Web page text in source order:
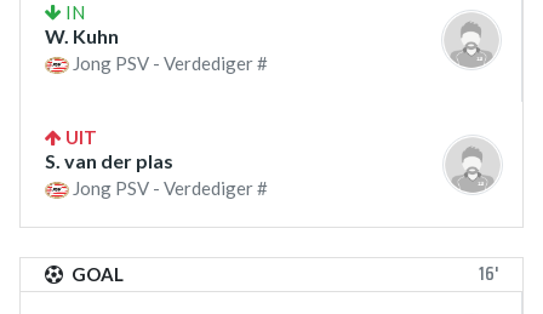
IN
W. Kuhn
Jong PSV - Verdediger #
UIT
S. van der plas
Jong PSV - Verdediger #
GOAL 16'